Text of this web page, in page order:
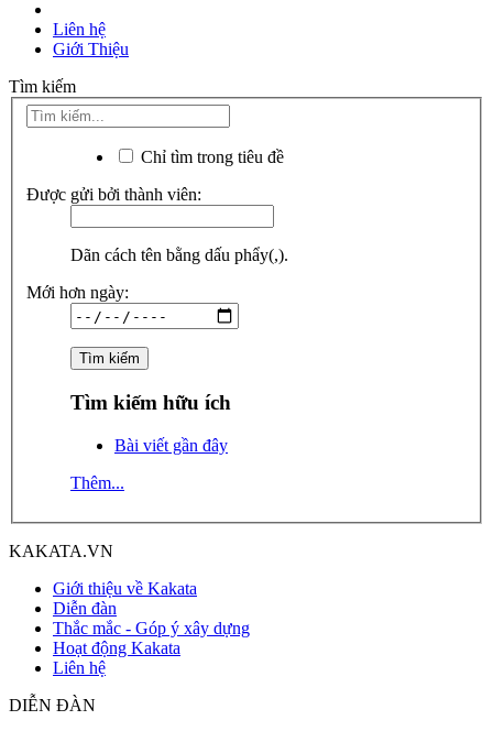
Liên hệ
Giới Thiệu
Tìm kiếm
Chỉ tìm trong tiêu đề
Được gửi bởi thành viên:
Dãn cách tên bằng dấu phẩy(,).
Mới hơn ngày:
Tìm kiếm hữu ích
Bài viết gần đây
Thêm...
KAKATA.VN
Giới thiệu về Kakata
Diễn đàn
Thắc mắc - Góp ý xây dựng
Hoạt động Kakata
Liên hệ
DIỄN ĐÀN